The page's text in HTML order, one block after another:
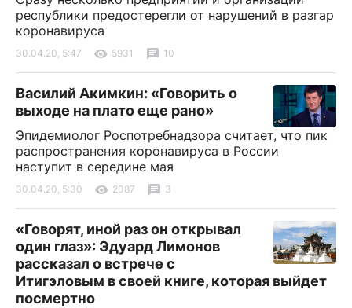
республики предостерегли от нарушений в разгар
коронавируса
30.04.20, 5:47 5931 10
Василий Акимкин: «Говорить о
выходе на плато еще рано»
Эпидемиолог Роспотребнадзора считает, что пик
распространения коронавируса в России
наступит в середине мая
30.04.20, 5:30 2087 3
«Говорят, иной раз он открывал
один глаз»: Эдуард Лимонов
рассказал о встрече с
Итигэловым в своей книге, которая выйдет
посмертно